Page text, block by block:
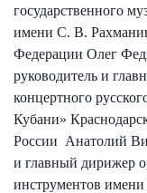
государственного
имени С. В.
Федерации Олег
руководитель и
концертного
Кубани»
России Анатолий
и главный дирижер
инструментов